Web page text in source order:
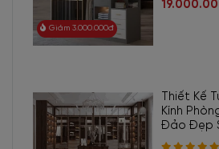
Giường Gỗ Có Hộc Kéo Màu Vàng
Đầu Nệm Đẹp
Giảm 3.000.000đ
Thiết Kế
Kính
Đảo Đẹp